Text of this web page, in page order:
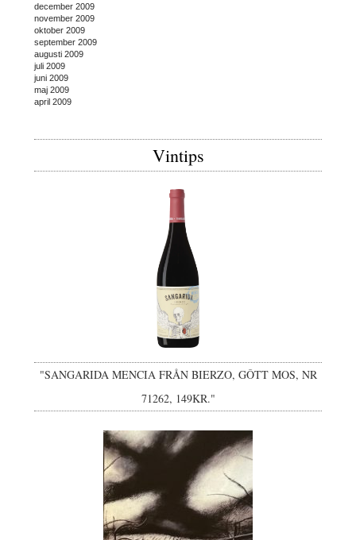
december 2009
november 2009
oktober 2009
september 2009
augusti 2009
juli 2009
juni 2009
maj 2009
april 2009
Vintips
"SANGARIDA MENCIA FRÅN BIERZO, GÔTT MOS, NR
71262, 149KR."